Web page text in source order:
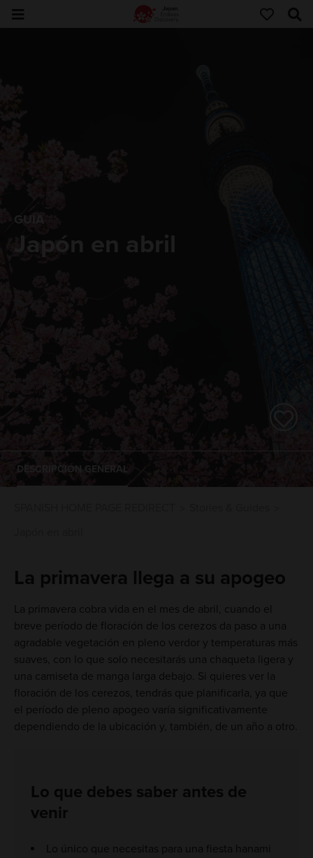
GUÍA
Japón en abril
DESCRIPCIÓN GENERAL
La primavera llega a su apogeo
La primavera cobra vida en el mes de abril, cuando el
breve período de floración de los cerezos da paso a una
agradable vegetación en pleno verdor y temperaturas más
suaves, con lo que solo necesitarás una chaqueta ligera y
una camiseta de manga larga debajo. Si quieres ver la
floración de los cerezos, tendrás que planificarla, ya que
el período de pleno apogeo varía significativamente
dependiendo de la ubicación y, también, de un año a otro.
Lo que debes saber antes de
venir
Lo único que necesitas para una fiesta hanami